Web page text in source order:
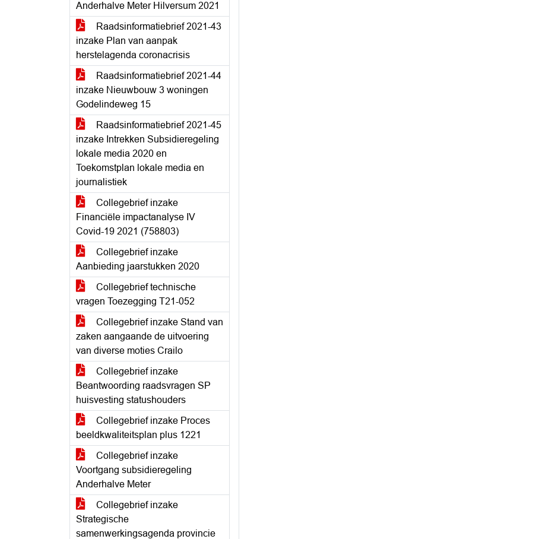
Anderhalve Meter Hilversum 2021
Raadsinformatiebrief 2021-43
inzake Plan van aanpak
herstelagenda coronacrisis
Raadsinformatiebrief 2021-44
inzake Nieuwbouw 3 woningen
Godelindeweg 15
Raadsinformatiebrief 2021-45
inzake Intrekken Subsidieregeling
lokale media 2020 en
Toekomstplan lokale media en
journalistiek
Collegebrief inzake
Financiële impactanalyse IV
Covid-19 2021 (758803)
Collegebrief inzake
Aanbieding jaarstukken 2020
Collegebrief technische
vragen Toezegging T21-052
Collegebrief inzake Stand van
zaken aangaande de uitvoering
van diverse moties Crailo
Collegebrief inzake
Beantwoording raadsvragen SP
huisvesting statushouders
Collegebrief inzake Proces
beeldkwaliteitsplan plus 1221
Collegebrief inzake
Voortgang subsidieregeling
Anderhalve Meter
Collegebrief inzake
Strategische
samenwerkingsagenda provincie